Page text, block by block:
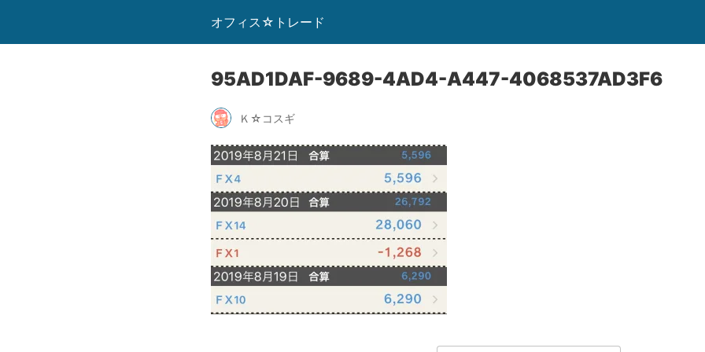
オフィス☆トレード
95AD1DAF-9689-4AD4-A447-4068537AD3F6
Ｋ☆コスギ